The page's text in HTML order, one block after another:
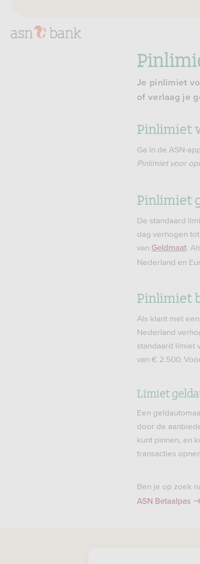
Je pinlimiet
of verlaag je
Pinlimiet
Ga in de ASN-
Pinlimiet voor
Pinlimiet
De standaard
dag verhogen
van Geldmaat.
Nederland en
Pinlimiet
Als klant met
Nederland
standaard limiet
van € 2.500.
Limiet
Een
door de
kunt pinnen, en
transacties
Ben je op zoek
ASN Betaalpas